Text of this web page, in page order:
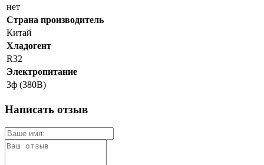
нет
Страна производитель
Китай
Хладогент
R32
Электропитание
3ф (380В)
Написать отзыв